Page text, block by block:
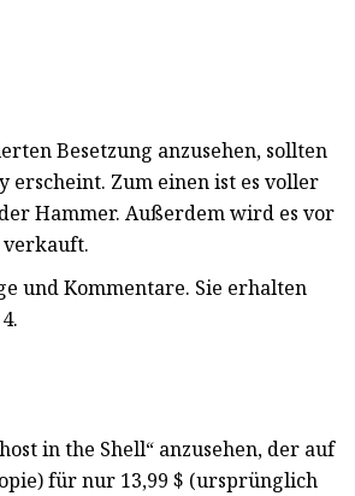
Besetzung anzusehen, sollten
erscheint. Zum einen ist es voller
Hammer. Außerdem wird es vor
verkauft.
und Kommentare. Sie erhalten
in the Shell“ anzusehen, der auf
für nur 13,99 $ (ursprünglich